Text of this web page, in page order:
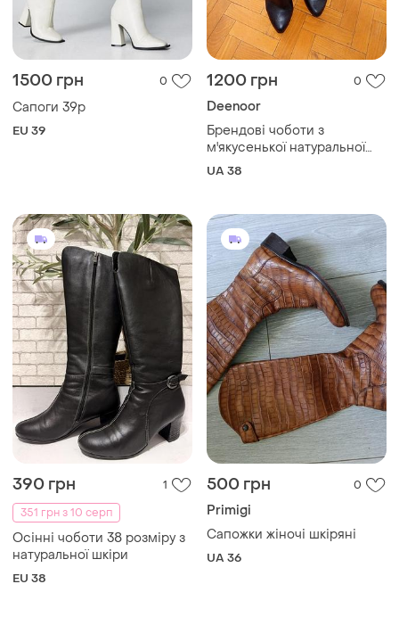
1500 грн 0
Сапоги 39р
EU 39
1200 грн 0
Deenoor
Брендові чоботи з
м'якусенької натуральної
шкіри
UA 38
390 грн
1
351 грн з 10 серп
Осінні чоботи 38 розміру з
натуральної шкіри
EU 38
500 грн 0
Primigi
Сапожки жіночі шкіряні
UA 36